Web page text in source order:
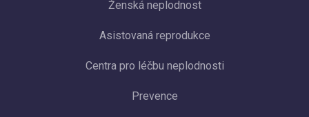
Ženská neplodnost
Asistovaná reprodukce
Centra pro léčbu neplodnosti
Prevence